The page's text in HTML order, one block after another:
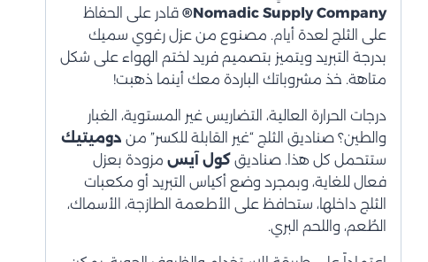
Nomadic Supply Company®
قادر على الحفاظ
على الثلج لعدة أيام. مصنوع من عزل رغوي سميك
بدرجة التبريد ويتميز بتصميم فريد لختم الهواء على شكل
متاهة. خذ مشروباتك الباردة معك أينما ذهبت!
درجات الحرارة العالية، التضاريس غير المستوية، الغبار
والطين؟ صناديق الثلج “غير القابلة للكسر” من دوميتيك
ستتحمل كل هذا. صناديق كول آيسمزودة بعزل
فعال للغاية، وبمجرد وضع أكياس التبريد أو مكعبات
الثلج داخلها، ستحافظ على الأطعمة الطازجة، الأسماك،
الطُعم، واللحم البري.